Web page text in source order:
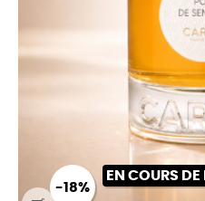
-18%
EN COURS